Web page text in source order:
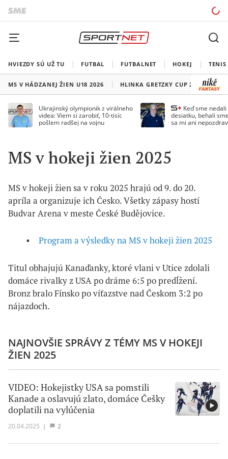
HVIEZDY SÚ UŽ TU FUTBAL FUTBALNET HOKEJ TENIS
MS V HÁDZANEJ ŽIEN U18 2026 HLINKA GRETZKY CUP 2026
Ukrajinský olympionik z virálneho
videa: Viem si zarobiť, 10-tisíc
pošlem radšej na vojnu
Keď sme
desiatku, behali
sa mi ani
MS v hokeji žien 2025
MS v hokeji žien sa v roku 2025 hrajú od 9. do 20.
apríla a organizuje ich Česko. Všetky zápasy hostí
Budvar Arena v meste České Budějovice.
Program a výsledky na MS v hokeji žien 2025
Titul obhajujú Kanaďanky, ktoré vlani v Utice zdolali
domáce rivalky z USA po dráme 6:5 po predĺžení.
Bronz bralo Fínsko po víťazstve nad Českom 3:2 po
nájazdoch.
NAJNOVŠIE SPRÁVY Z TÉMY MS V HOKEJI
ŽIEN 2025
VIDEO: Hokejistky USA sa pomstili
Kanade a oslavujú zlato, domáce Češky
doplatili na vylúčenia
20.04.2025 | 2